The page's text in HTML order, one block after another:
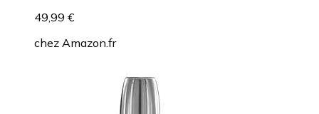
49,99 €
chez Amazon.fr